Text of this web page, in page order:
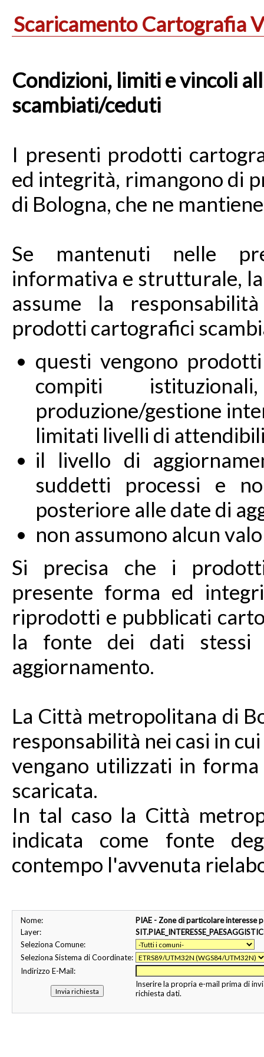
Scaricamento Cartografia
Condizioni, limiti e vincoli
scambiati/ceduti
I presenti prodotti
ed integrità, rimangono di
di Bologna, che ne
Se mantenuti nelle
informativa e strutturale,
assume la
prodotti cartografici
questi vengono
compiti
produzione/gestione
limitati livelli di
il livello di
suddetti processi e
posteriore alle date di
non assumono alcun
Si precisa che i
presente forma ed
riprodotti e pubblicati
la fonte dei dati
aggiornamento.
La Città metropolitana di
responsabilità nei casi in
vengano utilizzati in
scaricata.
In tal caso la Città
indicata come fonte
contempo l'avvenuta
Nome:
PIAE - Zone di particolare interesse
Layer:
Seleziona Comune:
Seleziona Sistema di Coordinate:
Indirizzo E-Mail:
Inserire la propria e-mail prima di
richiesta dati.